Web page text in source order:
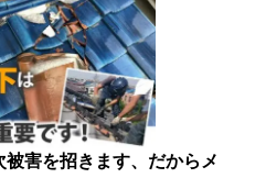
害を招きます、だからメ